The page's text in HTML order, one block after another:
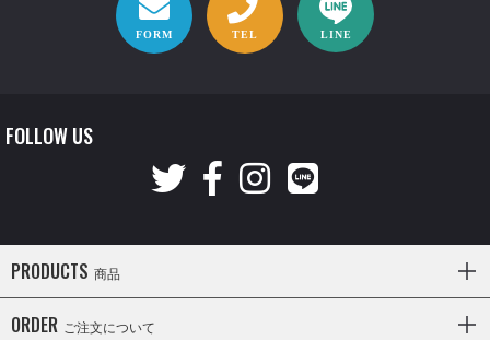
FORM TEL LINE
FOLLOW US
PRODUCTS 商品
ORDER ご注文について